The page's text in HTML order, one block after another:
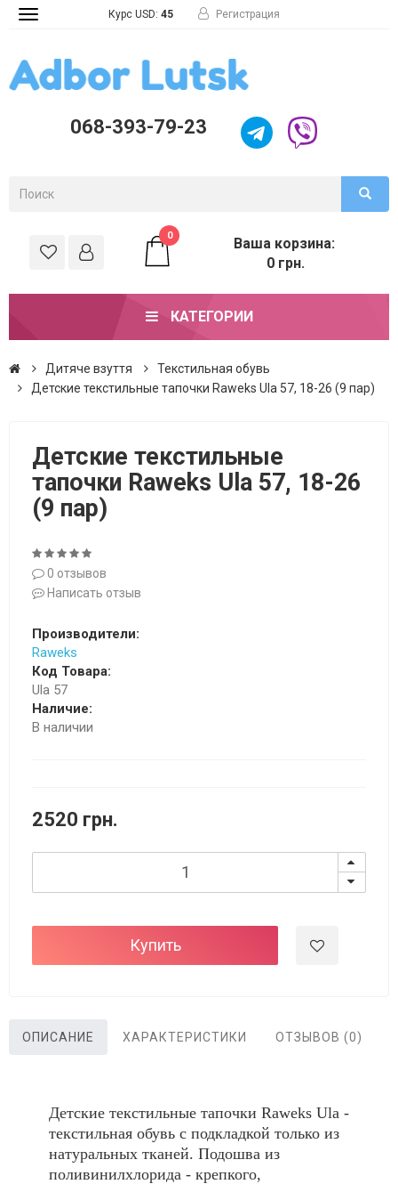
Toggle
Курс USD: 45 Регистрация
068-393-79-23
0
Ваша корзина:
0 грн.
КАТЕГОРИИ
Дитяче взуття
Текстильная обувь
Детские текстильные тапочки Raweks Ula 57, 18-26 (9 пар)
Детские текстильные
тапочки Raweks Ula 57, 18-26
(9 пар)
0 отзывов
Написать отзыв
Производители:
Raweks
Код Товара:
Ula 57
Наличие:
В наличии
2520 грн.
Купить
ОПИСАНИЕ ХАРАКТЕРИСТИКИ ОТЗЫВОВ (0)
Детские текстильные тапочки Raweks Ula -
текстильная обувь с подкладкой только из
натуральных тканей. Подошва из
поливинилхлорида - крепкого,